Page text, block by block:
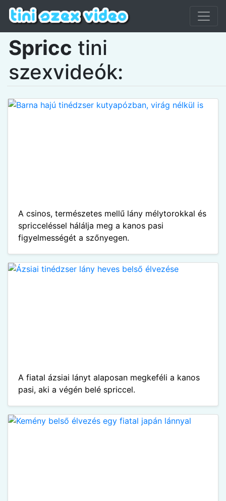
Spricc tini
szexvideók:
A csinos, természetes mellű lány mélytorokkal és
spricceléssel hálálja meg a kanos pasi
figyelmességét a szőnyegen.
A fiatal ázsiai lányt alaposan megkeféli a kanos
pasi, aki a végén belé spriccel.